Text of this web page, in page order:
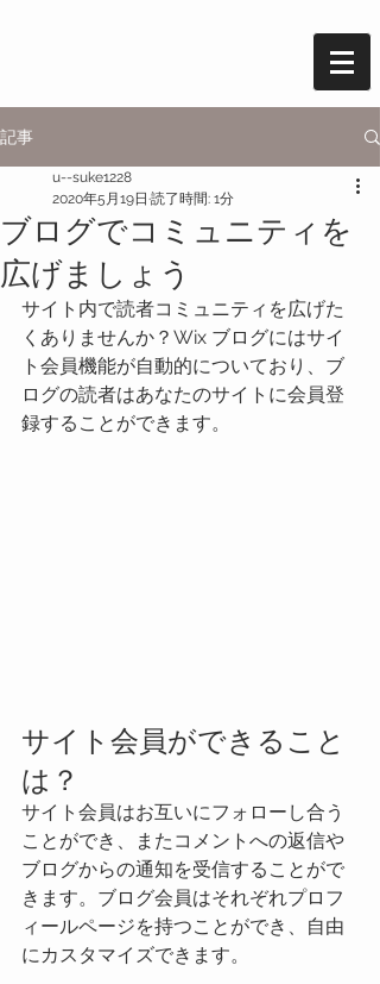
記事
ブログでコミュニティを
広げましょう
u--suke1228
2020年5月19日 読了時間: 1分
サイト内で読者コミュニティを広げた
くありませんか？Wix ブログにはサイ
ト会員機能が自動的についており、ブ
ログの読者はあなたのサイトに会員登
録することができます。
サイト会員ができること
は？
サイト会員はお互いにフォローし合う
ことができ、またコメントへの返信や
ブログからの通知を受信することがで
きます。ブログ会員はそれぞれプロフ
ィールページを持つことができ、自由
にカスタマイズできます。